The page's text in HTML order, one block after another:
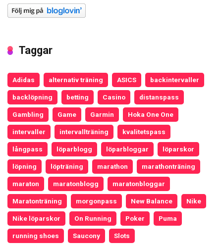
Taggar
Adidas alternativ träning ASICS backintervaller
backlöpning betting Casino distanspass
Gambling Game Garmin Hoka One One
intervaller intervallträning kvalitetspass
långpass löparblogg löparbloggar löparskor
löpning löpträning marathon marathonträning
maraton maratonblogg maratonbloggar
Maratonträning morgonpass New Balance Nike
Nike löparskor On Running Poker Puma
running shoes Saucony Slots